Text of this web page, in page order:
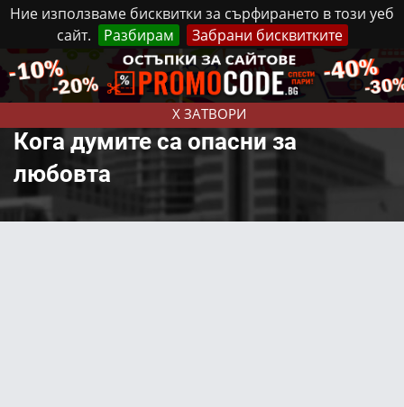
Ние използваме бисквитки за сърфирането в този уеб
сайт.
Разбирам Забрани бисквитките
X ЗАТВОРИ
Неделя, 9 Август, 2026 Реклама Контакти
Кога думите са опасни за
любовта